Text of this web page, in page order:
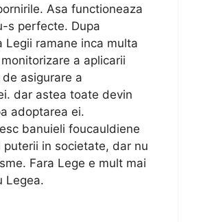
Asa functioneaza
s perfecte. Dupa
Legii ramane inca multa
a aplicarii
asigurare a
dar astea toate devin
adoptarea ei.
banuieli foucauldiene
puterii in societate, dar nu
Fara Lege e mult mai
Legea.